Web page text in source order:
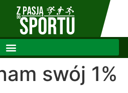
swój 1%